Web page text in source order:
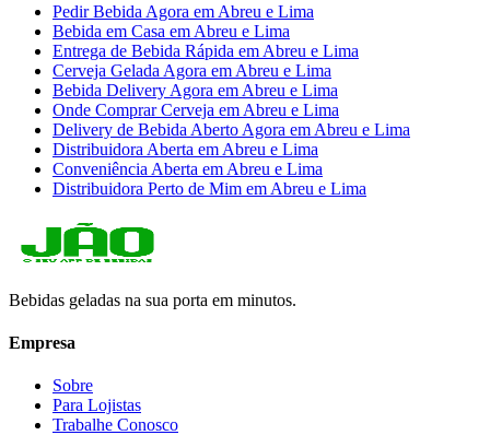
Pedir Bebida Agora em Abreu e Lima
Bebida em Casa em Abreu e Lima
Entrega de Bebida Rápida em Abreu e Lima
Cerveja Gelada Agora em Abreu e Lima
Bebida Delivery Agora em Abreu e Lima
Onde Comprar Cerveja em Abreu e Lima
Delivery de Bebida Aberto Agora em Abreu e Lima
Distribuidora Aberta em Abreu e Lima
Conveniência Aberta em Abreu e Lima
Distribuidora Perto de Mim em Abreu e Lima
Bebidas geladas na sua porta em minutos.
Empresa
Sobre
Para Lojistas
Trabalhe Conosco